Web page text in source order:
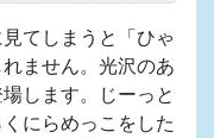
てしまうと「ひゃ
ません。光沢のあ
します。じーっと
にらめっこをした